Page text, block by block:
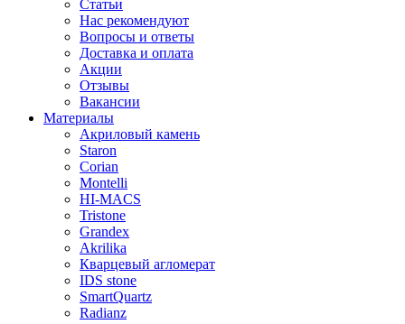
Статьи
Нас рекомендуют
Вопросы и ответы
Доставка и оплата
Акции
Отзывы
Вакансии
Материалы
Акриловый камень
Staron
Corian
Montelli
HI-MACS
Tristone
Grandex
Akrilika
Кварцевый агломерат
IDS stone
SmartQuartz
Radianz